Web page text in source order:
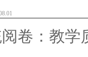
卷：教学